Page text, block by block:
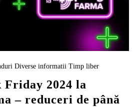
Diverse informatii Timp liber
Friday 2024 la
– reduceri de până